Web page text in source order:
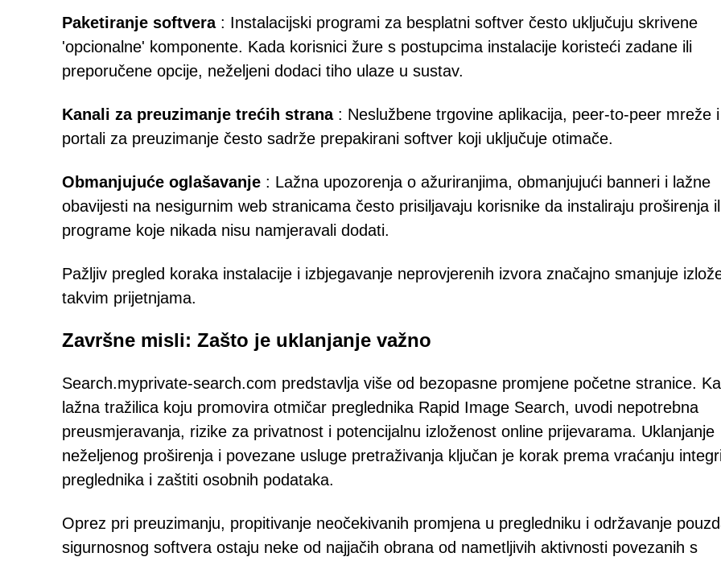
Paketiranje softvera: Instalacijski programi za besplatni softver često uključuju skrivene
'opcionalne' komponente. Kada korisnici žure s postupcima instalacije koristeći zadane ili
preporučene opcije, neželjeni dodaci tiho ulaze u sustav.
Kanali za preuzimanje trećih strana: Neslužbene trgovine aplikacija, peer-to-peer mreže
portali za preuzimanje često sadrže prepakirani softver koji uključuje otimače.
Obmanjujuće oglašavanje : Lažna upozorenja o ažuriranjima, obmanjujući banneri i lažne
obavijesti na nesigurnim web stranicama često prisiljavaju korisnike da instaliraju proširenja
programe koje nikada nisu namjeravali dodati.
Pažljiv pregled koraka instalacije i izbjegavanje neprovjerenih izvora značajno smanjuje
takvim prijetnjama.
Završne misli: Zašto je uklanjanje važno
Search.myprivate-search.com predstavlja više od bezopasne promjene početne stranice.
lažna tražilica koju promovira otmičar preglednika Rapid Image Search, uvodi nepotrebna
preusmjeravanja, rizike za privatnost i potencijalnu izloženost online prijevarama. Uklanjanje
neželjenog proširenja i povezane usluge pretraživanja ključan je korak prema vraćanju
preglednika i zaštiti osobnih podataka.
Oprez pri preuzimanju, propitivanje neočekivanih promjena u pregledniku i održavanje
sigurnosnog softvera ostaju neke od najjačih obrana od nametljivih aktivnosti povezanih s